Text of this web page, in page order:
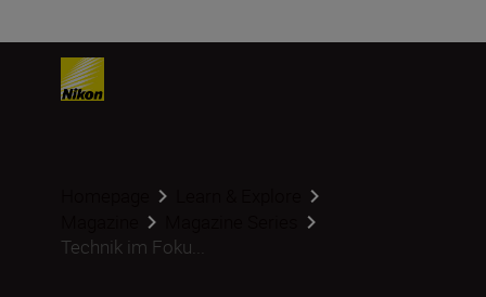
Technik im Foku...